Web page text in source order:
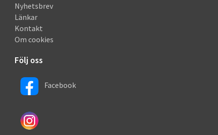
Nyhetsbrev
Länkar
Kontakt
Om cookies
Följ oss
Facebook